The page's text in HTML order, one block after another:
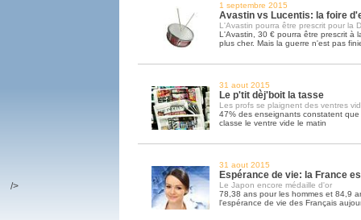
1 septembre 2015
Avastin vs Lucentis: la foire
L'Avastin pourra être prescrit pour la
L'Avastin, 30 € pourra être prescrit à
plus cher. Mais la guerre n'est pas
31 aout 2015
Le p'tit dèj'boit la tasse
Les profs se plaignent des ventres
47% des enseignants constatent
classe le ventre vide le matin
31 aout 2015
Espérance de vie: la France
Le Japon encore médaille d'or
78,38 ans pour les hommes et 84,9
l'espérance de vie des Français
/>